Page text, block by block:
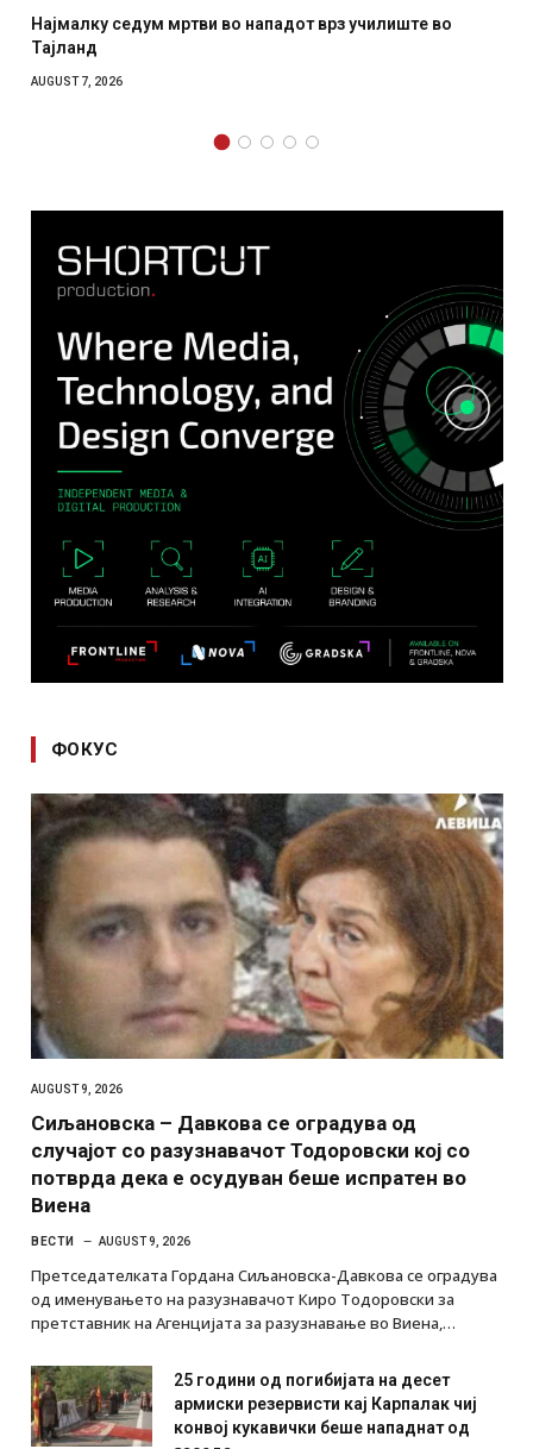
врз училиште во
СОЗИС: Украинците повеќе
ФОКУС
AUGUST 9, 2026
Сиљановска – Давкова се оградува од
случајот со разузнавачот Тодоровски кој со
потврда дека е осудуван беше испратен во
Виена
ВЕСТИ AUGUST 9, 2026
Претседателката Гордана Сиљановска-Давкова се оградува
од именувањето на разузнавачот Киро Тодоровски за
претставник на Агенцијата за разузнавање во Виена,…
25 години од погибијата на десет
армиски резервисти кај Карпалак чиј
конвој кукавички беше нападнат од